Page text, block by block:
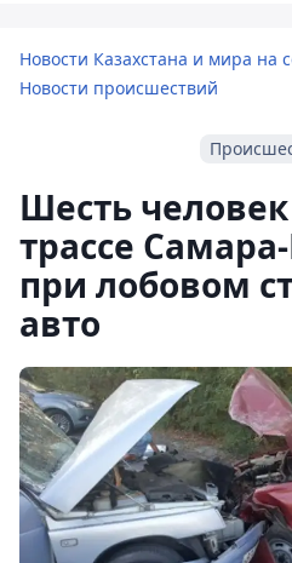
Новости Казахстана и мира на
Новости происшествий
Шесть
трассе
при лобовом
авто